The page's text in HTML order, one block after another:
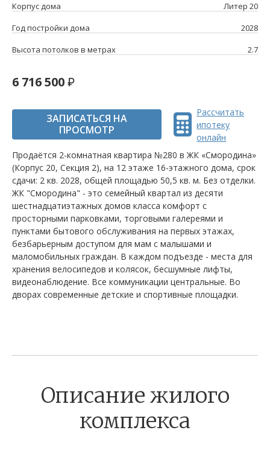
Корпус дома
Литер 20
Год постройки дома
2028
Высота потолков в метрах
2.7
6 716 500
ЗАПИСАТЬСЯ НА
ПРОСМОТР
Рассчитать
ипотеку
онлайн
Продаётся 2-комнатная квартира №280 в ЖК «Смородина»
(Корпус 20, Секция 2), на 12 этаже 16-этажного дома, срок
сдачи: 2 кв. 2028, общей площадью 50,5 кв. м. Без отделки.
ЖК "Смородина" - это семейный квартал из десяти
шестнадцатиэтажных домов класса комфорт с
просторными парковками, торговыми галереями и
пунктами бытового обслуживания на первых этажах,
безбарьерным доступом для мам с малышами и
маломобильных граждан. В каждом подъезде - места для
хранения велосипедов и колясок, бесшумные лифты,
видеонаблюдение. Все коммуникации центральные. Во
дворах современные детские и спортивные площадки.
Описание жилого
комплекса